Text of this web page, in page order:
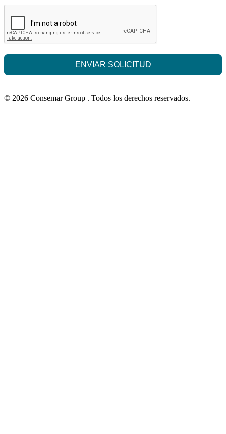
ENVIAR SOLICITUD
© 2026 Consemar Group . Todos los derechos reservados.